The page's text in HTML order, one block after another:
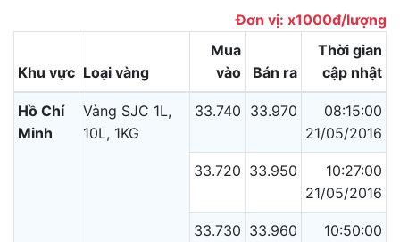
Đơn vị: x1000đ/lượng
Khu vực Loại vàng
Mua
vào
Bán ra
Thời gian
cập nhật
Hồ Chí
Minh
Vàng SJC 1L,
10L, 1KG
33.740 33.970
08:15:00
21/05/2016
33.720 33.950
10:27:00
21/05/2016
33.730 33.960
10:50:00